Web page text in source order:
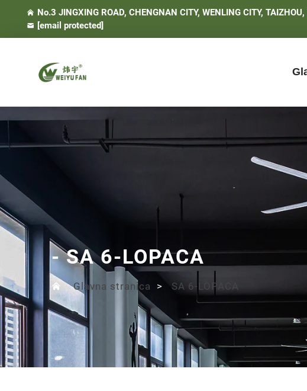
No.3 JINGXING ROAD, CHENGNAN CITY, WENLING CITY,
[email protected]
- SA 6-LOPACA
Glavna stranica > SA 6-LOPACA